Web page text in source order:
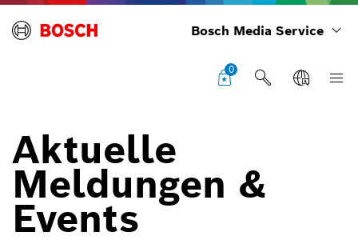
Bosch Media Service
0
Aktuelle
Meldungen &
Events